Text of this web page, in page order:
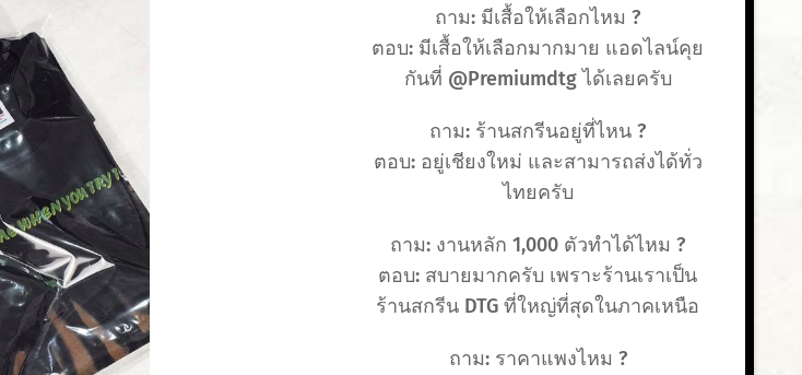
ถาม: มีเสื้อให้เลือกไหม ?
ตอบ: มีเสื้อให้เลือกมากมาย แอดไลน์คุย
กันที่ @Premiumdtg ได้เลยครับ
ถาม: ร้านสกรีนอยู่ที่ไหน ?
ตอบ: อยู่เชียงใหม่ และสามารถส่งได้ทั่ว
ไทยครับ
ถาม: งานหลัก 1,000 ตัวทำได้ไหม ?
ตอบ: สบายมากครับ เพราะร้านเราเป็น
ร้านสกรีน DTG ที่ใหญ่ที่สุดในภาคเหนือ
ถาม: ราคาแพงไหม ?